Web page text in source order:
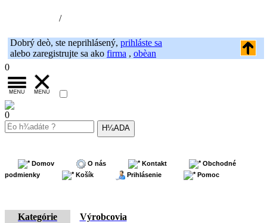
/
Dobrý deò, ste neprihlásený, prihláste sa
alebo zaregistrujte sa ako firma , obèan
0
0
Domov O nás Kontakt
Obchodné
podmienky
Košík Prihlásenie Pomoc
Kategórie
Výrobcovia